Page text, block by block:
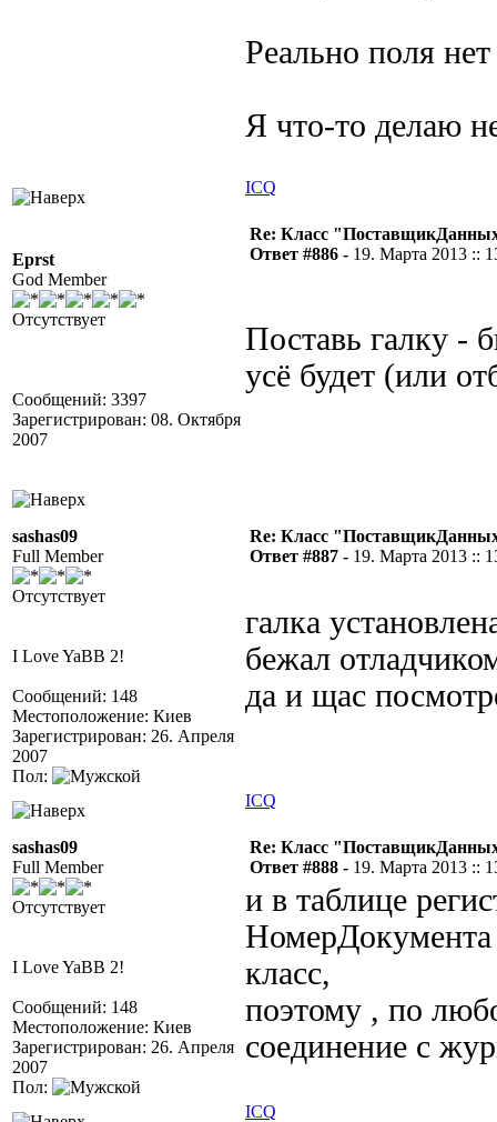
Реально поля
Я что-то делаю
ICQ
Eprst
God Member
Отсутствует
Сообщений: 3397
Зарегистрирован: 08. Октября
2007
Re: Класс
Ответ #886 - 19. Марта 2013 ::
Поставь галку -
усё будет (или
sashas09
Full Member
Отсутствует
I Love YaBB 2!
Сообщений: 148
Местоположение: Киев
Зарегистрирован: 26. Апреля
2007
Пол:
Re: Класс
Ответ #887 - 19. Марта 2013 ::
галка
бежал
да и щас
ICQ
sashas09
Full Member
Отсутствует
I Love YaBB 2!
Сообщений: 148
Местоположение: Киев
Зарегистрирован: 26. Апреля
2007
Пол:
Re: Класс
Ответ #888 - 19. Марта 2013 ::
и в таблице
НомерДокумента
класс,
поэтому , по
соединение с
ICQ